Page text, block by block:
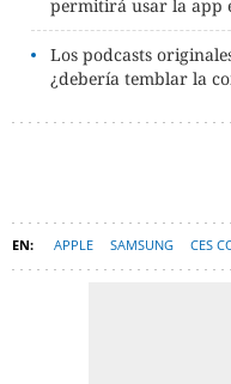
permitirá usar la app
Los podcasts
¿debería temblar la
APPLE SAMSUNG CES